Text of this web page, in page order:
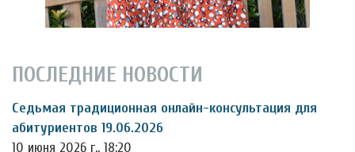
ПОСЛЕДНИЕ НОВОСТИ
Седьмая традиционная онлайн-консультация для
абитуриентов 19.06.2026
10 июня 2026 г., 18:20